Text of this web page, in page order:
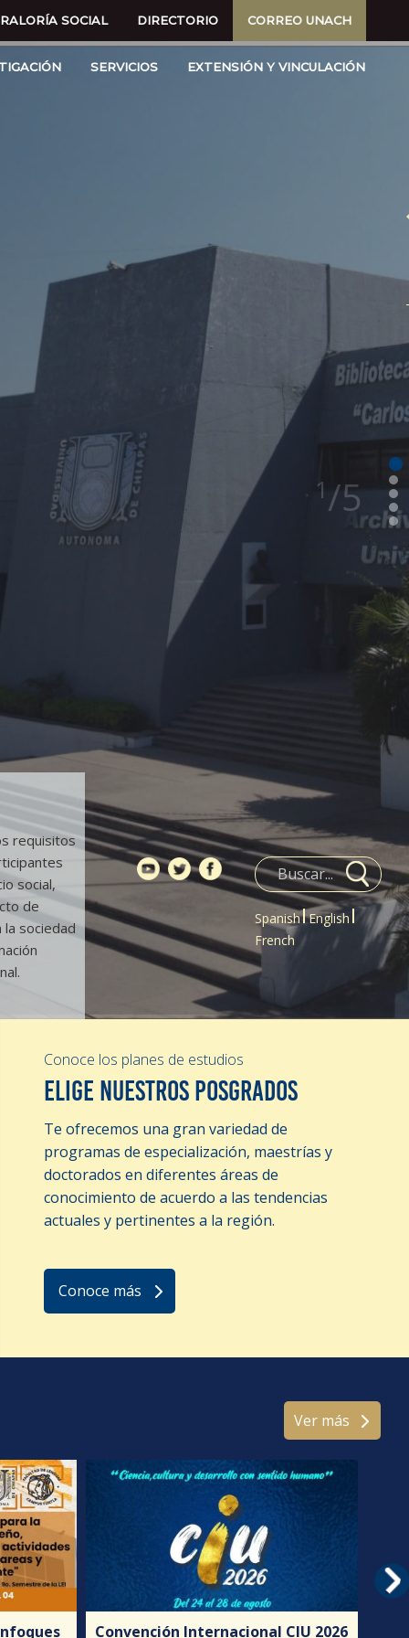
SOCIAL DIRECTORIO CORREO UNACH
SERVICIOS EXTENSIÓN Y VINCULACIÓN
1/5
requisitos
social,
de
la sociedad
Spanish English
French
Conoce los planes de estudios
ELIGE NUESTROS POSGRADOS
Te ofrecemos una gran variedad de
programas de especialización, maestrías y
doctorados en diferentes áreas de
conocimiento de acuerdo a las tendencias
actuales y pertinentes a la región.
Conoce más
Ver más
Convención Internacional CIU 2026